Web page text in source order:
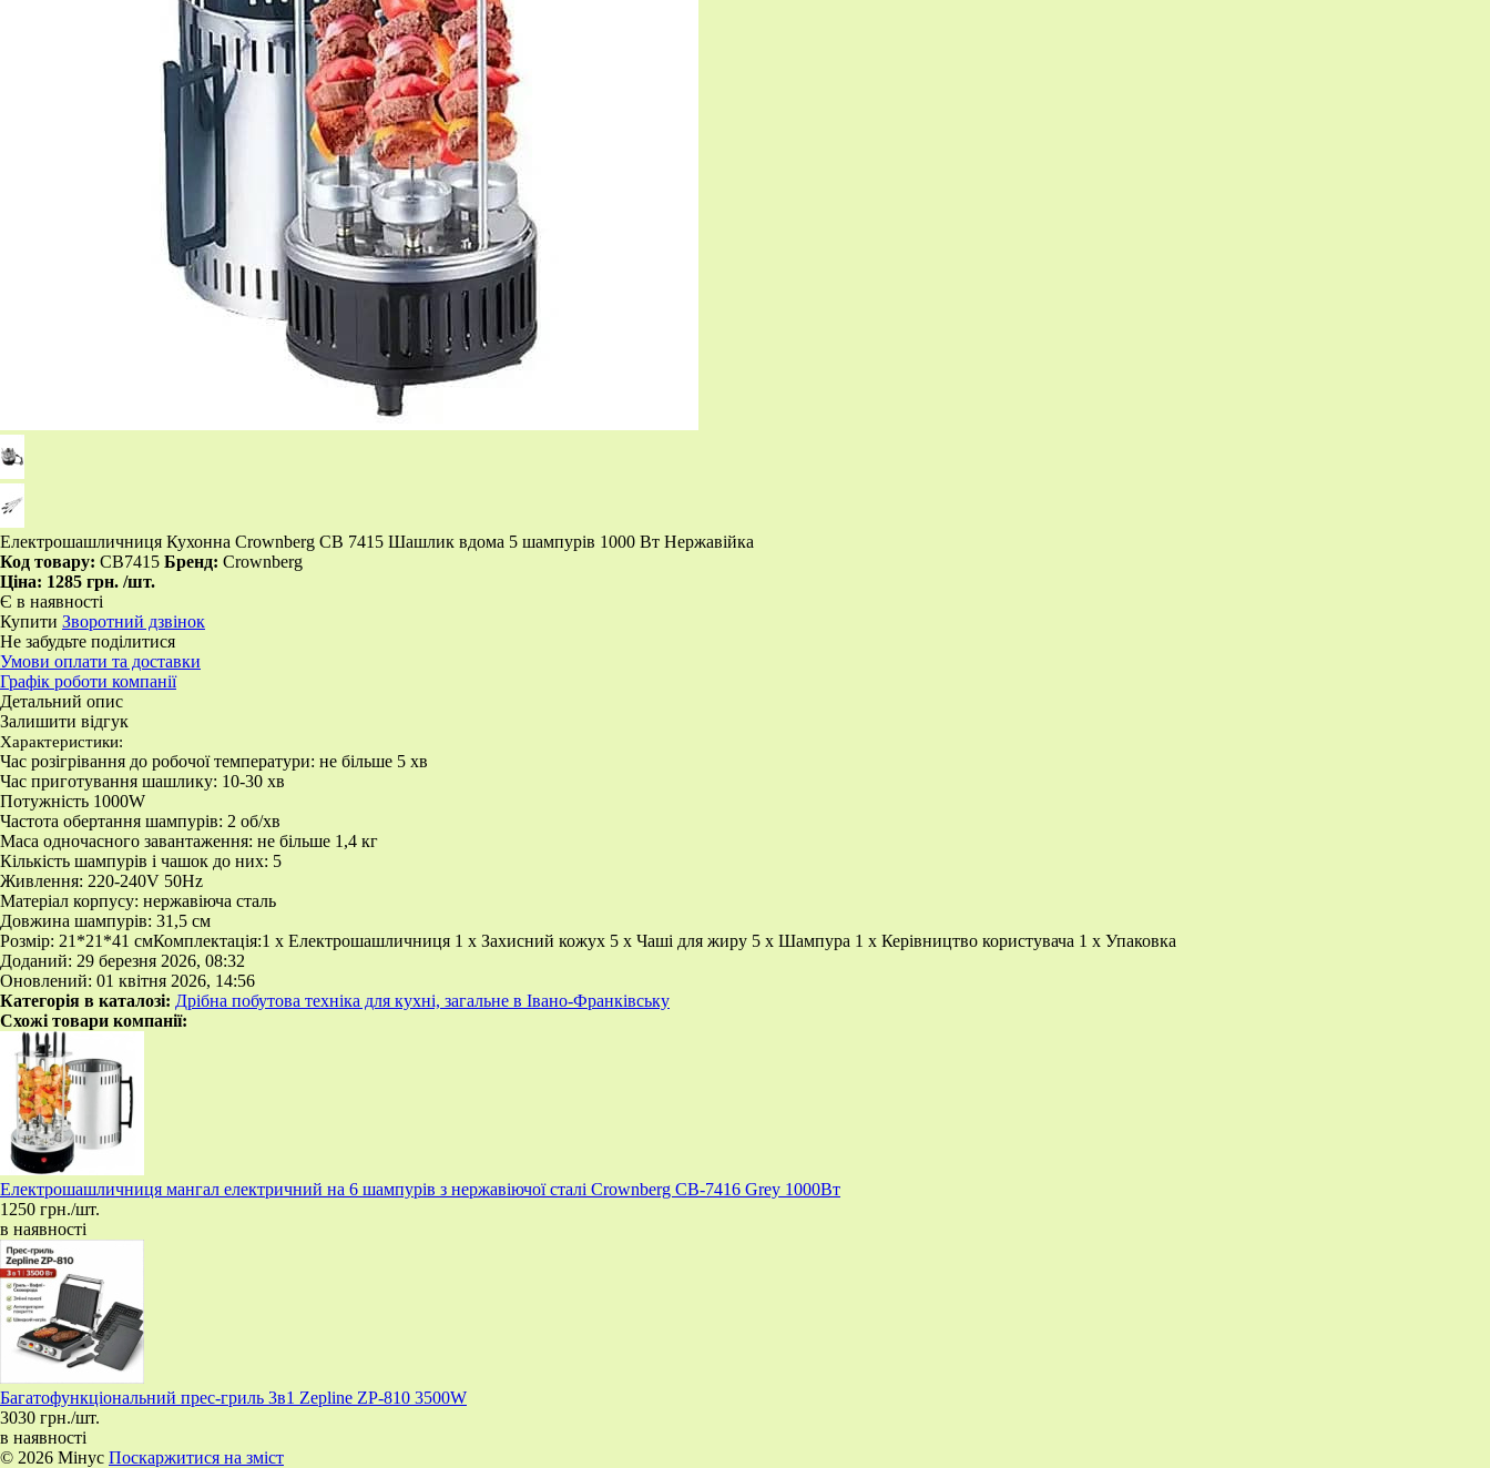
Електрошашличниця Кухонна Crownberg CB 7415 Шашлик вдома 5 шампурів 1000 Вт Нержавійка
Код товару: CB7415 Бренд: Crownberg
Ціна: 1285 грн. /шт.
Є в наявності
Купити Зворотний дзвінок
Не забудьте поділитися
Умови оплати та доставки
Графік роботи компанії
Детальний опис
Залишити відгук
Характеристики:
Час розігрівання до робочої температури: не більше 5 хв
Час приготування шашлику: 10-30 хв
Потужність 1000W
Частота обертання шампурів: 2 об/хв
Маса одночасного завантаження: не більше 1,4 кг
Кількість шампурів і чашок до них: 5
Живлення: 220-240V 50Hz
Матеріал корпусу: нержавіюча сталь
Довжина шампурів: 31,5 см
Розмір: 21*21*41 смКомплектація:1 x Електрошашличниця 1 x Захисний кожух 5 x Чаші для жиру 5 x Шампура 1 x Керівництво користувача 1 x Упаковка
Доданий: 29 березня 2026, 08:32
Оновлений: 01 квітня 2026, 14:56
Категорія в каталозі: Дрібна побутова техніка для кухні, загальне в Івано-Франківську
Схожі товари компанії:
Електрошашличниця мангал електричний на 6 шампурів з нержавіючої сталі Crownberg CB-7416 Grey 1000Вт
1250 грн./шт.
в наявності
Багатофункціональний прес-гриль 3в1 Zepline ZP-810 3500W
3030 грн./шт.
в наявності
© 2026 Мінус Поскаржитися на зміст